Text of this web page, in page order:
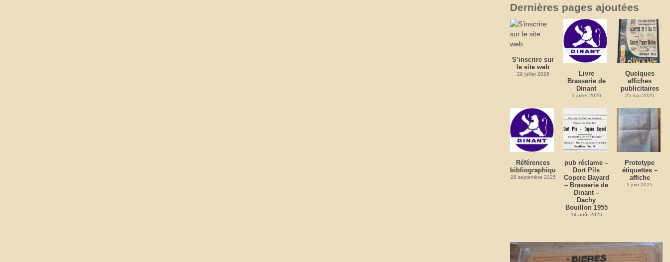
Dernières pages ajoutées
S’inscrire sur
le site web
29 juillet 2026
Livre
Brasserie de
Dinant
1 juillet 2026
Quelques
affiches
publicitaires
25 mai 2026
Références
bibliographiques
28 septembre 2025
pub réclame –
Dort Pils
Copere Bayard
– Brasserie de
Dinant –
Dachy
Bouillon 1955
14 août 2025
Prototype
étiquettes –
affiche
2 juin 2025